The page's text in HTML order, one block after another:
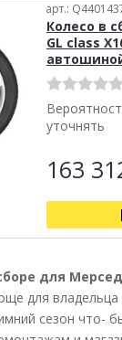
арт.:
Колесо в
GL class
уточнять
163
для
для владельца
сезон что-